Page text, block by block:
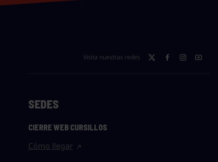
Visita nuestras redes
SEDES
CIERRE WEB CURSILLOS
Cómo llegar